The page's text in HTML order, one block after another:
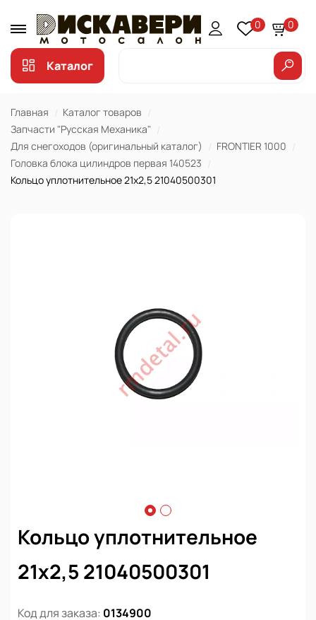
0 0
Каталог
Главная
Каталог товаров
Запчасти "Русская Механика"
Для снегоходов (оригинальный каталог)
FRONTIER 1000
Головка блока цилиндров первая 140523
Кольцо уплотнительное 21х2,5 21040500301
Кольцо уплотнительное
21х2,5 21040500301
Код для заказа: 0134900